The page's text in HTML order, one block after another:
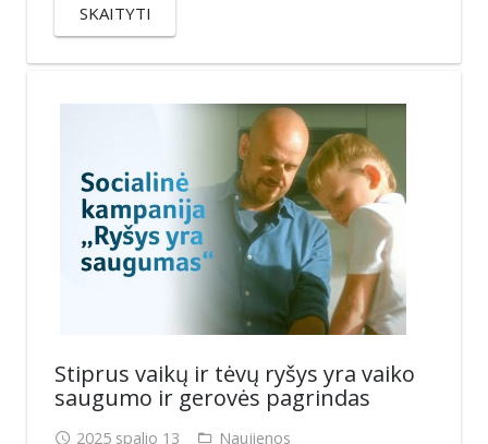
SKAITYTI
Stiprus vaikų ir tėvų ryšys yra vaiko
saugumo ir gerovės pagrindas
2025 spalio 13 Naujienos